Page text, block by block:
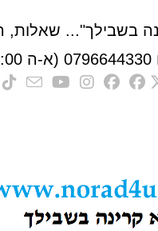
שאלות, הדרכה